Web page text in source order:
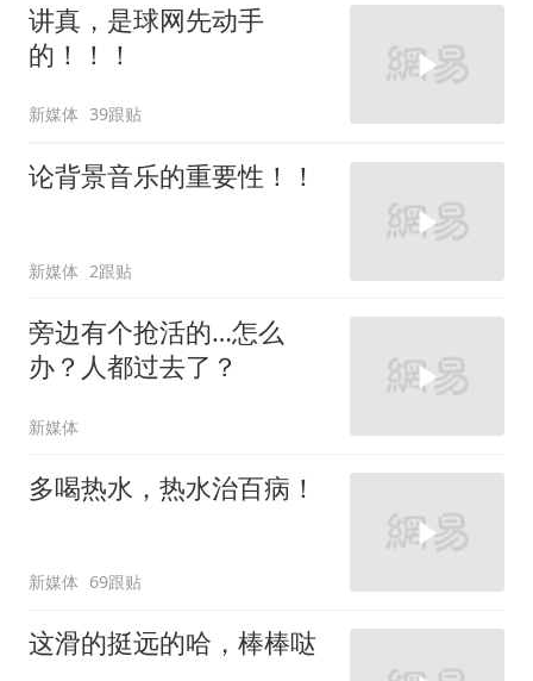
讲真，是球网先动手
的！！！
新媒体 39跟贴
论背景音乐的重要性！！
新媒体 2跟贴
旁边有个抢活的…怎么
办？人都过去了？
新媒体
多喝热水，热水治百病！
新媒体 69跟贴
这滑的挺远的哈，棒棒哒